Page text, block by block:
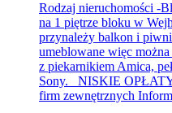
Rodzaj nieruchomości -
na 1 piętrze bloku w
przynależy balkon i
umeblowane więc
z piekarnikiem Amica,
Sony. NISKIE OPŁATY
firm zewnętrznych